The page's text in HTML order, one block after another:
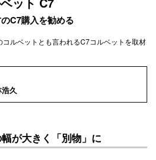
C7購入を勧める
ルベットとも言われるC7コルベットを取材
久
が大きく「別物」に